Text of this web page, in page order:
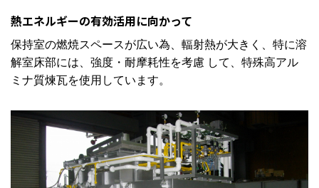
熱エネルギーの有効活用に向かって
保持室の燃焼スペースが広い為、輻射熱が大きく、特に溶
解室床部には、強度・耐摩耗性を考慮 して、特殊高アル
ミナ質煉瓦を使用しています。